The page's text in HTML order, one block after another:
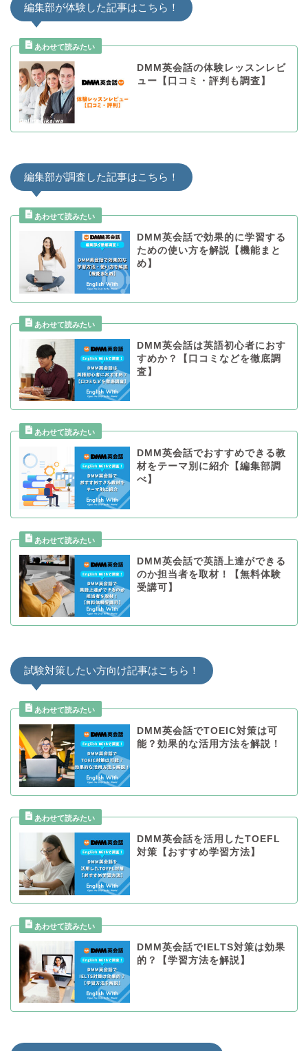
編集部が体験した記事はこちら！
DMM英会話の体験レッスンレビ
ュー【口コミ・評判も調査】
編集部が調査した記事はこちら！
DMM英会話で効果的に学習する
ための使い方を解説【機能まと
め】
DMM英会話は英語初心者におす
すめか？【口コミなどを徹底調
査】
DMM英会話でおすすめできる教
材をテーマ別に紹介【編集部調
べ】
DMM英会話で英語上達ができる
のか担当者を取材！【無料体験
受講可】
試験対策したい方向け記事はこちら！
DMM英会話でTOEIC対策は可
能？効果的な活用方法を解説！
DMM英会話を活用したTOEFL
対策【おすすめ学習方法】
DMM英会話でIELTS対策は効果
的？【学習方法を解説】